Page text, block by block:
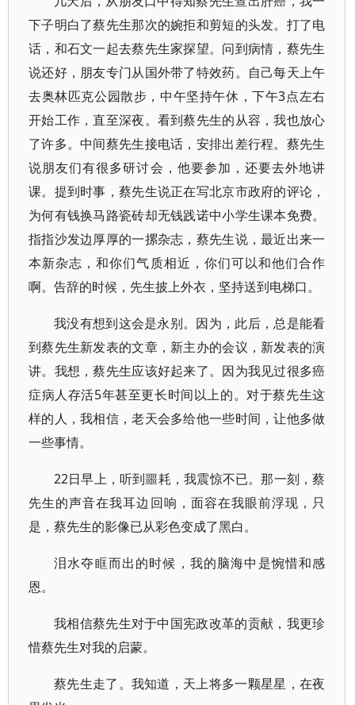
下子明白了蔡先生那次的婉拒和剪短的头发。打了电
话，和石文一起去蔡先生家探望。问到病情，蔡先生
说还好，朋友专门从国外带了特效药。自己每天上午
去奥林匹克公园散步，中午坚持午休，下午3点左右
开始工作，直至深夜。看到蔡先生的从容，我也放心
了许多。中间蔡先生接电话，安排出差行程。蔡先生
说朋友们有很多研讨会，他要参加，还要去外地讲
课。提到时事，蔡先生说正在写北京市政府的评论，
为何有钱换马路瓷砖却无钱践诺中小学生课本免费。
指指沙发边厚厚的一摞杂志，蔡先生说，最近出来一
本新杂志，和你们气质相近，你们可以和他们合作
啊。告辞的时候，先生披上外衣，坚持送到电梯口。
我没有想到这会是永别。因为，此后，总是能看
到蔡先生新发表的文章，新主办的会议，新发表的演
讲。我想，蔡先生应该好起来了。因为我见过很多癌
症病人存活5年甚至更长时间以上的。对于蔡先生这
样的人，我相信，老天会多给他一些时间，让他多做
一些事情。
22日早上，听到噩耗，我震惊不已。那一刻，蔡
先生的声音在我耳边回响，面容在我眼前浮现，只
是，蔡先生的影像已从彩色变成了黑白。
泪水夺眶而出的时候，我的脑海中是惋惜和感
恩。
我相信蔡先生对于中国宪政改革的贡献，我更珍
惜蔡先生对我的启蒙。
蔡先生走了。我知道，天上将多一颗星星，在夜